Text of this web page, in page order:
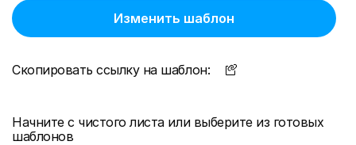
Изменить шаблон
Скопировать ссылку на шаблон:
Начните с чистого листа или выберите из готовых
шаблонов